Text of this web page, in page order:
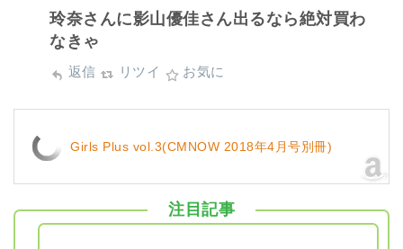
玲奈さんに影山優佳さん出るなら絶対買わ
なきゃ
返信 リツイ お気に
Girls Plus vol.3(CMNOW 2018年4月号別冊)
注目記事